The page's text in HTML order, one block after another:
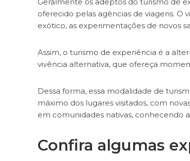
oferecido pelas agências de viagens.
exótico, as experimentações de novos
Assim, o turismo de experiência é a
vivência alternativa, que ofereça
Dessa forma, essa modalidade de
máximo dos lugares visitados, com
em comunidades nativas, conhecendo
Confira algumas